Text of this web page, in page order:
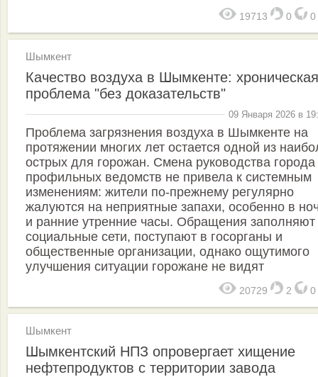
19713 0 0
Шымкент
Качество воздуха в Шымкенте: хроническая
проблема "без доказательств"
09 Января 2026 в
Проблема загрязнения воздуха в Шымкенте на
протяжении многих лет остается одной из
острых для горожан. Смена руководства города
профильных ведомств не привела к системным
изменениям: жители по-прежнему регулярно
жалуются на неприятные запахи, особенно в
и ранние утренние часы. Обращения заполняют
социальные сети, поступают в госорганы и
общественные организации, однако ощутимого
улучшения ситуации горожане не видят
20729 2 0
Шымкент
Шымкентский НПЗ опровергает хищение
нефтепродуктов с территории завода